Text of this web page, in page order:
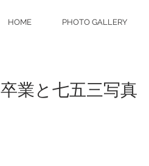
HOME PHOTO GALLERY
卒業と七五三写真